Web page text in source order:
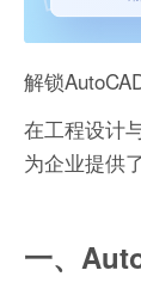
解锁
在工程设计
为企业提供
一、